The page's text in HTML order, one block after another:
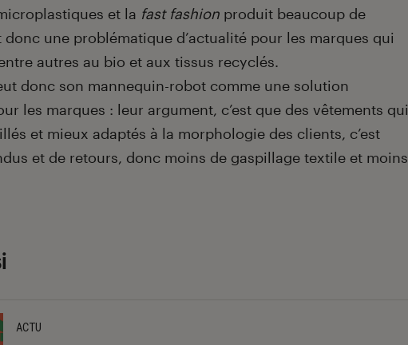
et la fast fashion produit beaucoup de
donc une problématique d’actualité pour les marques qui
autres au bio et aux tissus recyclés.
donc son mannequin-robot comme une solution
les marques : leur argument, c’est que des vêtements qui
et mieux adaptés à la morphologie des clients, c’est
et de retours, donc moins de gaspillage textile et moins
ACTU